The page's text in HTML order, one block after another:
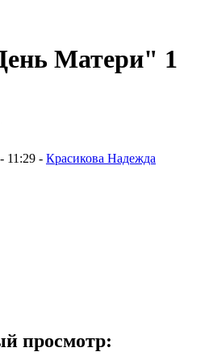
Матери" 1
11:29 - Красикова Надежда
просмотр: